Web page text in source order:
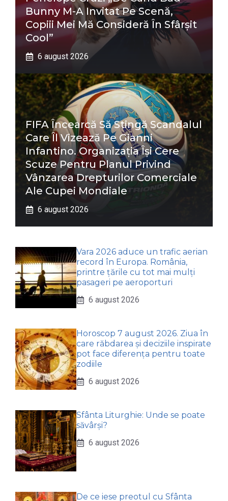
Bunny M-A Invitat Pe Scenă,
Copiii Mei Mă Consideră În Sfârșit
Cool”
6 august 2026
FIFA Încearcă Să Stingă Scandalul
Care Îl Vizează Pe Gianni
Infantino. Organizația Își Cere
Scuze Pentru Planul Privind
Vânzarea Drepturilor Comerciale
Ale Cupei Mondiale
6 august 2026
Vara 2026 aduce un trafic aerian
record în Europa. România,
printre țările cu tot mai mulți
pasageri pe aeroporturi
6 august 2026
Horoscop 7 august 2026. Ziua în
care răbdarea și deciziile inspirate
pot face diferența pentru toate
zodiile
6 august 2026
Sfânta Liturghie: Unde se poate
săvârși?
6 august 2026
De ce iese preotul cu Sfânta